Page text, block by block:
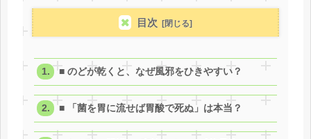
目次
■ のどが乾くと、なぜ風邪をひきやすい？
■ 「菌を胃に流せば胃酸で死ぬ」は本当？